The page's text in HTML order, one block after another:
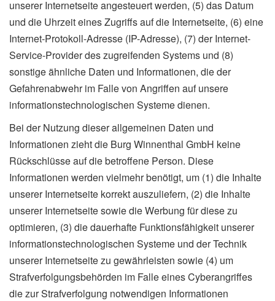
unserer Internetseite angesteuert werden, (5) das Datum
und die Uhrzeit eines Zugriffs auf die Internetseite, (6) eine
Internet-Protokoll-Adresse (IP-Adresse), (7) der Internet-
Service-Provider des zugreifenden Systems und (8)
sonstige ähnliche Daten und Informationen, die der
Gefahrenabwehr im Falle von Angriffen auf unsere
informationstechnologischen Systeme dienen.
Bei der Nutzung dieser allgemeinen Daten und
Informationen zieht die Burg Winnenthal GmbH keine
Rückschlüsse auf die betroffene Person. Diese
Informationen werden vielmehr benötigt, um (1) die Inhalte
unserer Internetseite korrekt auszuliefern, (2) die Inhalte
unserer Internetseite sowie die Werbung für diese zu
optimieren, (3) die dauerhafte Funktionsfähigkeit unserer
informationstechnologischen Systeme und der Technik
unserer Internetseite zu gewährleisten sowie (4) um
Strafverfolgungsbehörden im Falle eines Cyberangriffes
die zur Strafverfolgung notwendigen Informationen